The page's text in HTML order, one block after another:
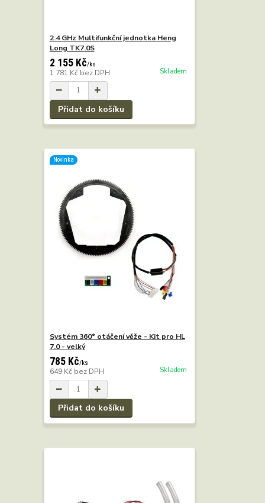
2.4 GHz Multifunkční jednotka Heng
Long TK7.0S
2 155 Kč/ks
1 781 Kč bez DPH Skladem
Přidat do košíku
Novinka
Systém 360° otáčení věže - Kit pro HL
7.0 - velký
785 Kč/ks
649 Kč bez DPH Skladem
Přidat do košíku